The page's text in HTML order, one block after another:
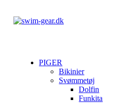
PIGER
Bikinier
Svømmetøj
Dolfin
Funkita